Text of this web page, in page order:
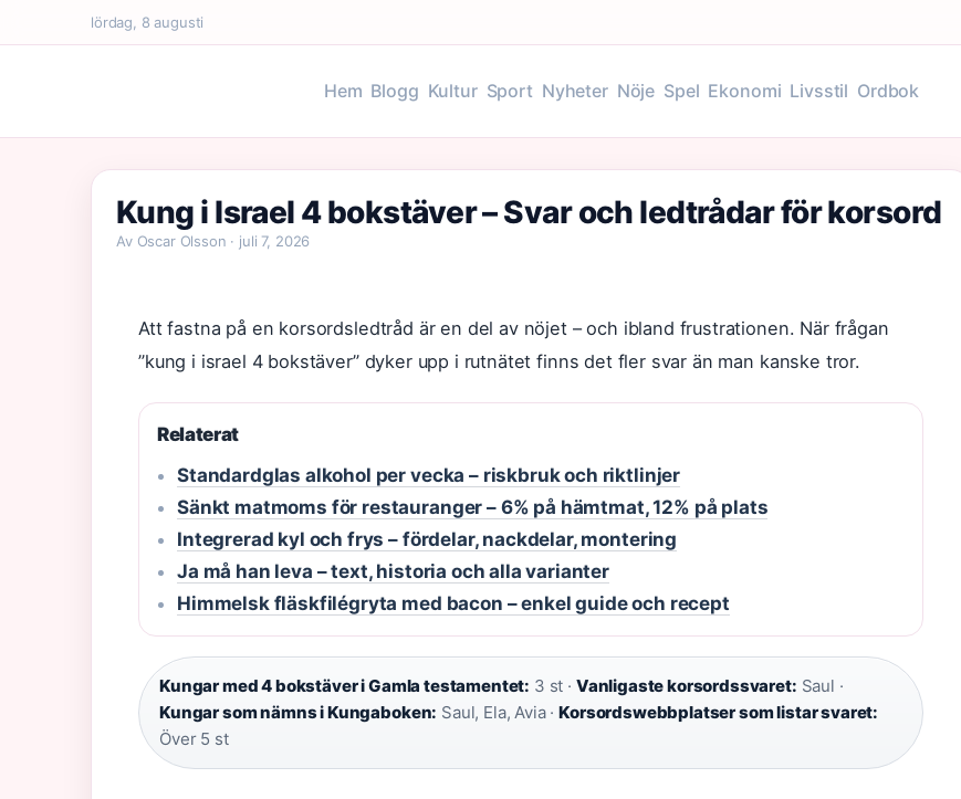
lördag, 8 augusti
Hem Blogg Kultur Sport Nyheter Nöje Spel Ekonomi Livsstil Ordbok
Kung i Israel 4 bokstäver – Svar och ledtrådar för korsord
Av Oscar Olsson · juli 7, 2026
Att fastna på en korsordsledtråd är en del av nöjet – och ibland frustrationen. När frågan
”kung i israel 4 bokstäver” dyker upp i rutnätet finns det fler svar än man kanske tror.
Relaterat
Standardglas alkohol per vecka – riskbruk och riktlinjer
Sänkt matmoms för restauranger – 6% på hämtmat, 12% på plats
Integrerad kyl och frys – fördelar, nackdelar, montering
Ja må han leva – text, historia och alla varianter
Himmelsk fläskfilégryta med bacon – enkel guide och recept
Kungar med 4 bokstäver i Gamla testamentet: 3 st · Vanligaste korsordssvaret: Saul ·
Kungar som nämns i Kungaboken: Saul, Ela, Avia ·Korsordswebbplatser som listar svaret:
Över 5 st